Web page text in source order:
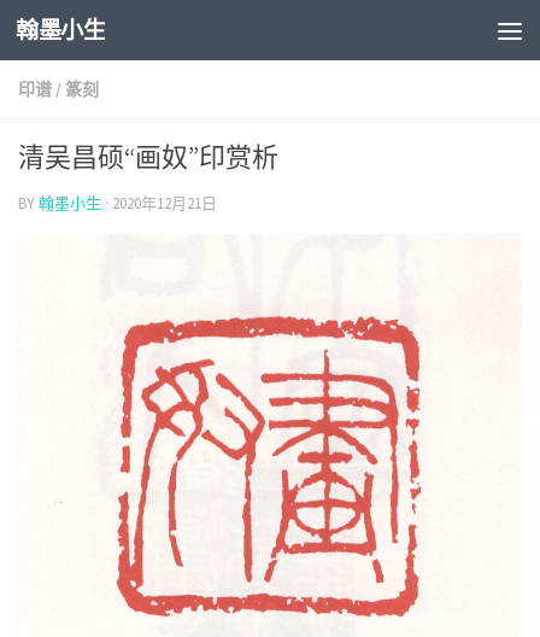
Skip to content
翰墨小生
印谱 / 篆刻
清吴昌硕“画奴”印赏析
BY翰墨小生 · 2020年12月21日